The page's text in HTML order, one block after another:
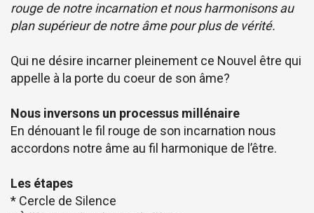
rouge de notre incarnation et nous harmonisons au
plan supérieur de notre âme pour plus de vérité.
Qui ne désire incarner pleinement ce Nouvel être qui
appelle à la porte du coeur de son âme?
Nous inversons un processus millénaire
En dénouant le fil rouge de son incarnation nous
accordons notre âme au fil harmonique de l’être.
Les étapes
* Cercle de Silence